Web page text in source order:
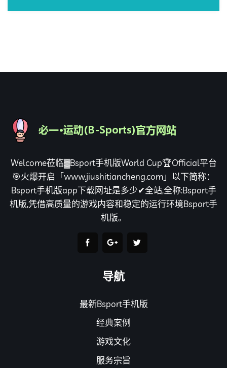
Welcome莅临▓Bsport手机版World Cup🏆Official平台
🎯火爆开启「www.jiushitiancheng.com」以下简称：
Bsport手机版app下载网址是多少✔全站,全称:Bsport手
机版,凭借高质量的游戏内容和稳定的运行环境Bsport手
机版。
导航
最新Bsport手机版
经典案例
游戏文化
服务宗旨